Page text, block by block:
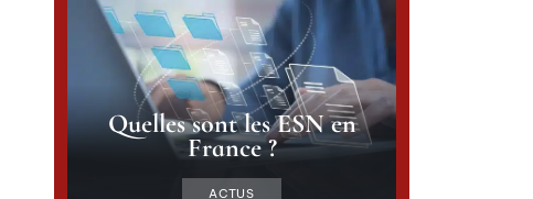
Quelles sont les ESN en
France ?
ACTUS